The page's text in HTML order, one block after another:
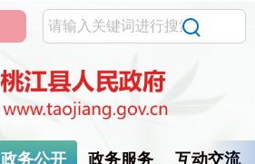
政务公开 政务服务 互动交流